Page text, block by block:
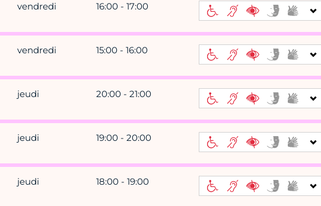
vendredi 16:00 - 17:00
vendredi 15:00 - 16:00
jeudi 20:00 - 21:00
jeudi 19:00 - 20:00
jeudi 18:00 - 19:00